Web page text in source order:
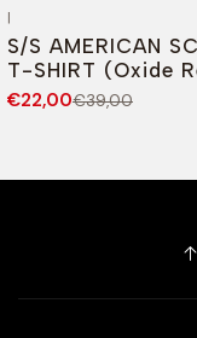
|
S/S AMERICAN
T-SHIRT (Oxide
€22,00€39,00